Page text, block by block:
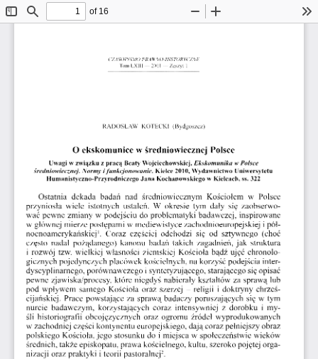
ToggleFind
of 16
Zoom
CZASOPISMO      PRAWNO-HISTORYCZNE
Tom  LXIII  —  2011  —  Zeszyt  1
RADOSŁAW   KOTECKI   (Bydgoszcz)
O  ekskomunice  w średniowiecznej  Polsce
Uwagi  w związku  z pracą  Beaty  Wojciechowskiej,
  Ekskomunika   w  Polsce
średniowiecznej.   Normy  i funkcjonowanie,
    Kielce  2010, Wydawnictwo  Uniwersytetu
Humanistyczno-Przyrodniczego  Jana  Kochanowskiego  w  Kielcach,  ss. 322
Ostatnia  dekada  badań   nad  średniowiecznym   Kościołem  w  Polsce
przyniosła  wiele  istotnych  ustaleń.  W  okresie  tym  dały  się  zaobserwo­
wać pewne  zmiany  w  podejściu  do  problematyki  badawczej,  inspirowane
w głównej  mierze postępami  w mediewistyce  zachodnioeuropejskiej  i pół­
nocnoamerykańskiej1.  Coraz  częściej  odchodzi  się  od  sztywnego  (choć
często  nadal  pożądanego)  kanonu  badań  takich  zagadnień,  jak  struktura
i  rozwój  tzw.  wielkiej  własności  ziemskiej  Kościoła  bądź  ujęć  chronolo­
gicznych  pojedynczych  placówek  kościelnych,  na korzyść  podejścia  inter­
dyscyplinarnego, porównawczego
  i
syntetyzującego,  starającego  się opisać
pewne  zjawiska/procesy,  które  niegdyś  nabierały  kształtów  za  sprawą  lub
pod  wpływem  samego  Kościoła  oraz  szerzej  -  religii  i  doktryny  chrześ­
cijańskiej.
  Prace  powstające  za  sprawą  badaczy  poruszających  się w  tym
nurcie  badawczym,  korzystających   coraz  intensywniej  z  dorobku  i  my­
śli  historiografii  obcojęzycznych  oraz  ogromu  źródeł  wyprodukowanych
w zachodniej  części kontynentu  europejskiego,  dają coraz pełniejszy  obraz
polskiego  Kościoła, jego  stosunku  do  i miejsca  w społeczeństwie  wieków
średnich, także episkopatu, prawa kościelnego, kultu, szeroko pojętej  orga­
nizacji  oraz  praktyki  i teorii  pastoralnej2